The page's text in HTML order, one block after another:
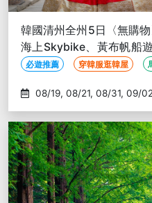
韓國清州全州5日〈無購
海上Skybike、黃布帆船
養林
必遊推薦 穿韓服逛韓屋
09/04